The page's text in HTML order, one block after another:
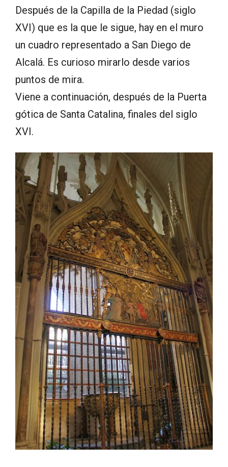
Después de la Capilla de la Piedad (siglo
XVI) que es la que le sigue, hay en el muro
un cuadro representado a San Diego de
Alcalá. Es curioso mirarlo desde varios
puntos de mira.
Viene a continuación, después de la Puerta
gótica de Santa Catalina, finales del siglo
XVI.